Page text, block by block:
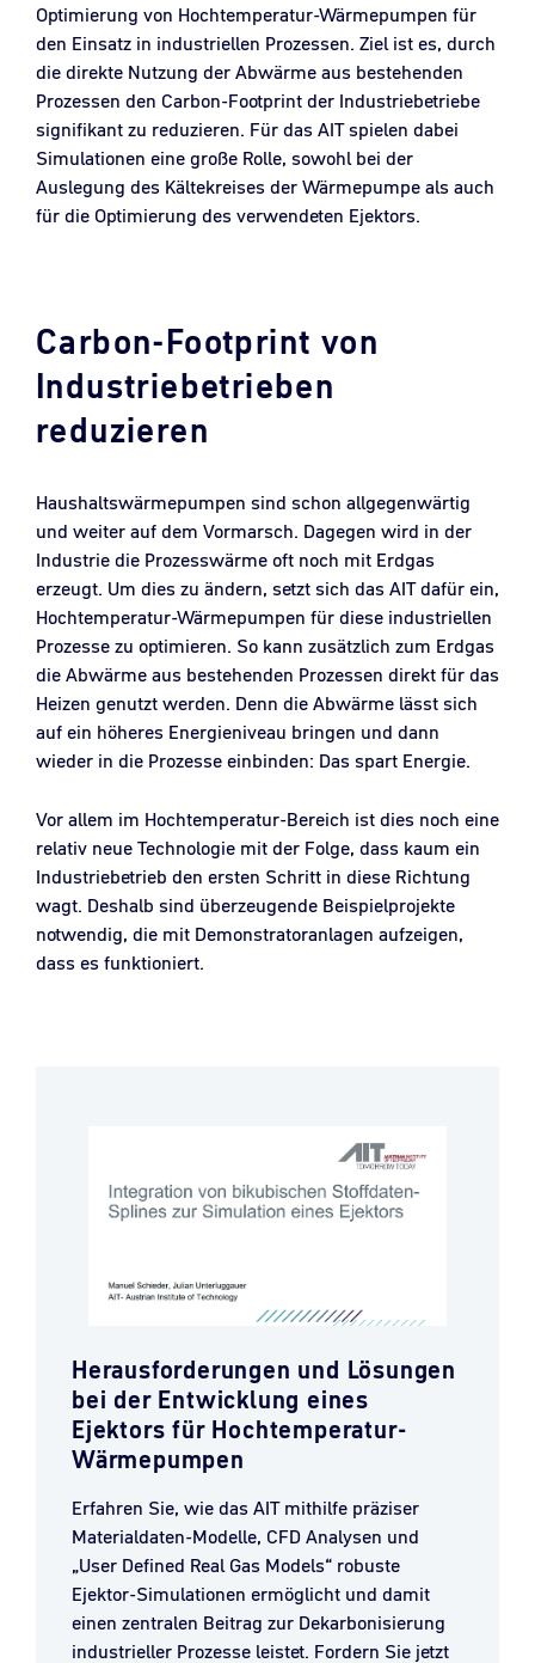
Optimierung von Hochtemperatur-Wärmepumpen für
den Einsatz in industriellen Prozessen. Ziel ist es, durch
die direkte Nutzung der Abwärme aus bestehenden
Prozessen den Carbon-Footprint der Industriebetriebe
signifikant zu reduzieren. Für das AIT spielen dabei
Simulationen eine große Rolle, sowohl bei der
Auslegung des Kältekreises der Wärmepumpe als auch
für die Optimierung des verwendeten Ejektors.
Carbon-Footprint von
Industriebetrieben
reduzieren
Haushaltswärmepumpen sind schon allgegenwärtig
und weiter auf dem Vormarsch. Dagegen wird in der
Industrie die Prozesswärme oft noch mit Erdgas
erzeugt. Um dies zu ändern, setzt sich das AIT dafür ein,
Hochtemperatur-Wärmepumpen für diese industriellen
Prozesse zu optimieren. So kann zusätzlich zum Erdgas
die Abwärme aus bestehenden Prozessen direkt für das
Heizen genutzt werden. Denn die Abwärme lässt sich
auf ein höheres Energieniveau bringen und dann
wieder in die Prozesse einbinden: Das spart Energie.
Vor allem im Hochtemperatur-Bereich ist dies noch eine
relativ neue Technologie mit der Folge, dass kaum ein
Industriebetrieb den ersten Schritt in diese Richtung
wagt. Deshalb sind überzeugende Beispielprojekte
notwendig, die mit Demonstratoranlagen aufzeigen,
dass es funktioniert.
Herausforderungen und Lösungen
bei der Entwicklung eines
Ejektors für Hochtemperatur-
Wärmepumpen
Erfahren Sie, wie das AIT mithilfe präziser
Materialdaten-Modelle, CFD Analysen und
„User Defined Real Gas Models“ robuste
Ejektor-Simulationen ermöglicht und damit
einen zentralen Beitrag zur Dekarbonisierung
industrieller Prozesse leistet. Fordern Sie jetzt